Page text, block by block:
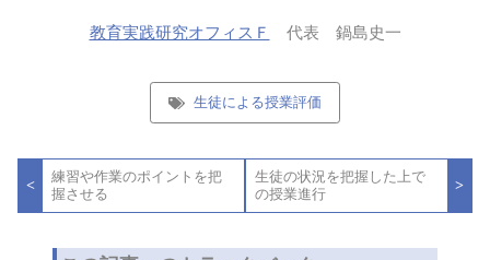
教育実践研究オフィスＦ 代表 鍋島史一
生徒による授業評価
稿
ビ
<
練習や作業のポイントを把
握させる
生徒の状況を把握した上で
の授業進行
>